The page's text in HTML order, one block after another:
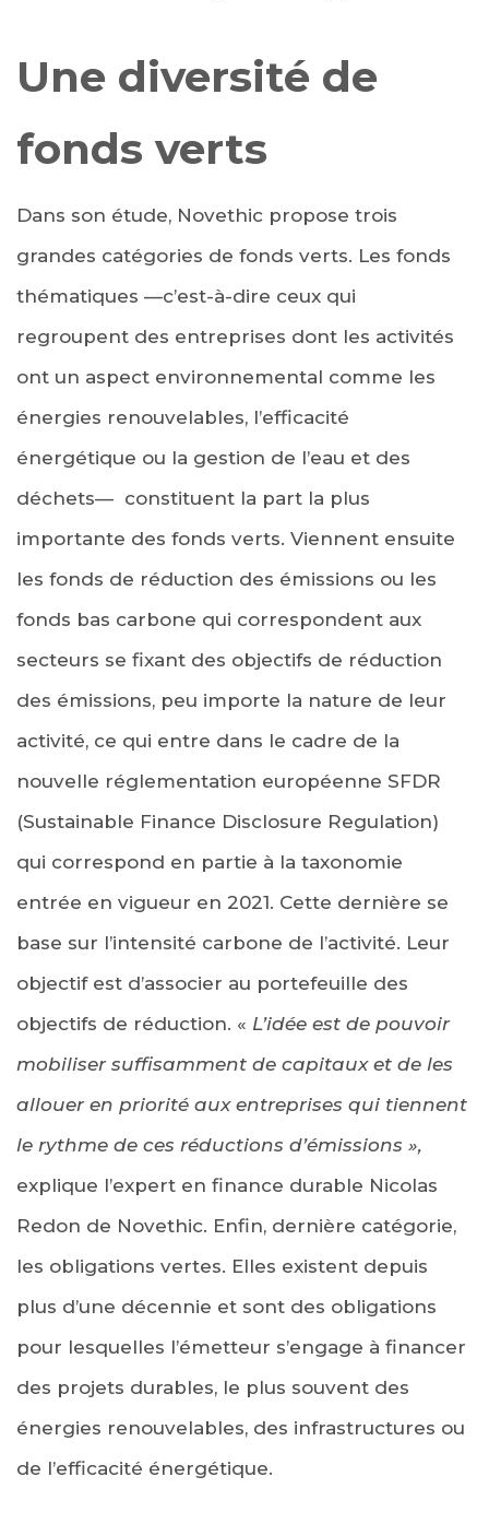
Une diversité de
fonds verts
Dans son étude, Novethic propose trois
grandes catégories de fonds verts. Les fonds
thématiques —c’est-à-dire ceux qui
regroupent des entreprises dont les activités
ont un aspect environnemental comme les
énergies renouvelables, l’efficacité
énergétique ou la gestion de l’eau et des
déchets— constituent la part la plus
importante des fonds verts. Viennent ensuite
les fonds de réduction des émissions ou les
fonds bas carbone qui correspondent aux
secteurs se fixant des objectifs de réduction
des émissions, peu importe la nature de leur
activité, ce qui entre dans le cadre de la
nouvelle réglementation européenne SFDR
(Sustainable Finance Disclosure Regulation)
qui correspond en partie à la taxonomie
entrée en vigueur en 2021. Cette dernière se
base sur l’intensité carbone de l’activité. Leur
objectif est d’associer au portefeuille des
objectifs de réduction. « L’idée est de pouvoir
mobiliser suffisamment de capitaux et de les
allouer en priorité aux entreprises qui tiennent
le rythme de ces réductions d’émissions »,
explique l’expert en finance durable Nicolas
Redon de Novethic. Enfin, dernière catégorie,
les obligations vertes. Elles existent depuis
plus d’une décennie et sont des obligations
pour lesquelles l’émetteur s’engage à financer
des projets durables, le plus souvent des
énergies renouvelables, des infrastructures ou
de l’efficacité énergétique.